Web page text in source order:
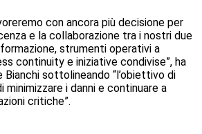
con ancora più decisione per
e la collaborazione tra i nostri due
strumenti operativi a
continuity e iniziative condivise”, ha
sottolineando “l’obiettivo di
i danni e continuare a
critiche”.